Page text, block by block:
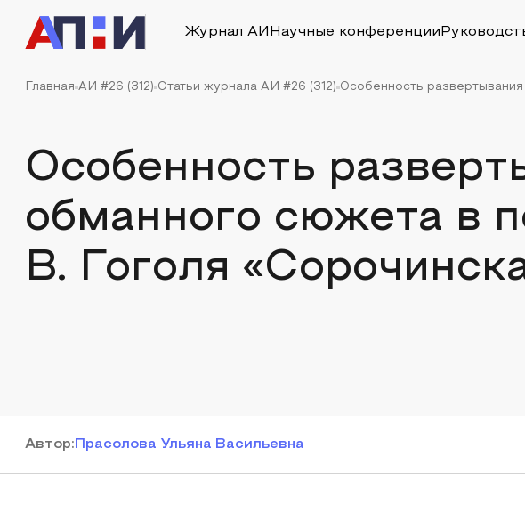
Журнал АИ Научные конференции
Главная АИ #26 (312) Статьи журнала АИ #26 (312) Особенность
Особенность
обманного сюжета в
В. Гоголя
Автор: Прасолова Ульяна Васильевна